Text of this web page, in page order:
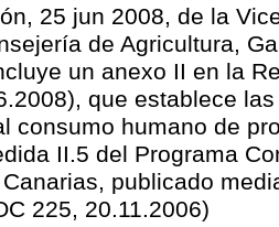
25 jun 2008, de la
de Agricultura,
un anexo II en la
que establece
consumo humano de
II.5 del Programa
publicado
225, 20.11.2006)